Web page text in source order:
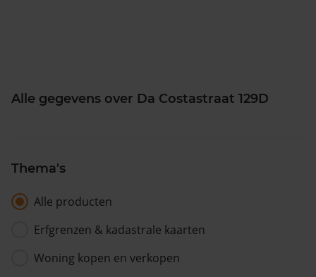
Alle gegevens over Da Costastraat 129D
Thema's
Alle producten
Erfgrenzen & kadastrale kaarten
Woning kopen en verkopen